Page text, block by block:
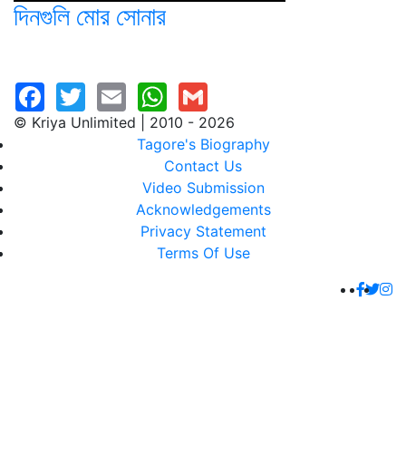
দিনগুলি মোর সোনার
© Kriya Unlimited | 2010 - 2026
Tagore's Biography
Contact Us
Video Submission
Acknowledgements
Privacy Statement
Terms Of Use